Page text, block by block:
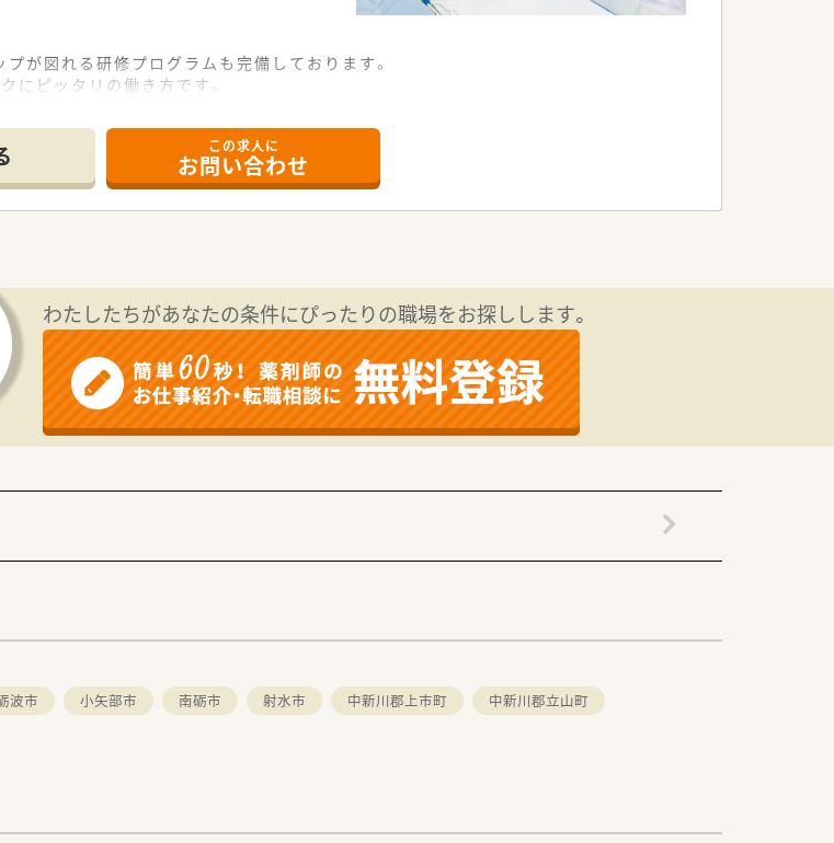
が図れる研修プログラムも完備しております。
にピッタリの働き方です。
この求人に
お問い合わせ
わたしたちがあなたの条件にぴったりの職場をお探しします。
波市 小矢部市 南砺市 射水市 中新川郡上市町
中新川郡立山町